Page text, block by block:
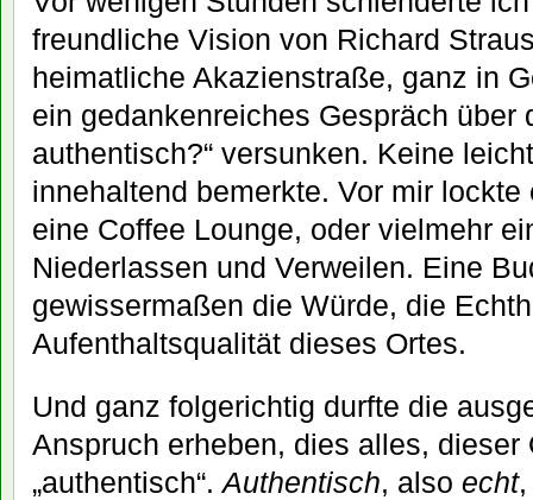
freundliche Vision von Richard
heimatliche Akazienstraße, ganz in
ein gedankenreiches Gespräch über
authentisch?“ versunken. Keine
innehaltend bemerkte. Vor mir
eine Coffee Lounge, oder vielmehr
Niederlassen und Verweilen. Eine
gewissermaßen die Würde, die
Aufenthaltsqualität dieses Ortes.
Und ganz folgerichtig durfte die
Anspruch erheben, dies alles, dieser
„authentisch“.Authentisch, also echt